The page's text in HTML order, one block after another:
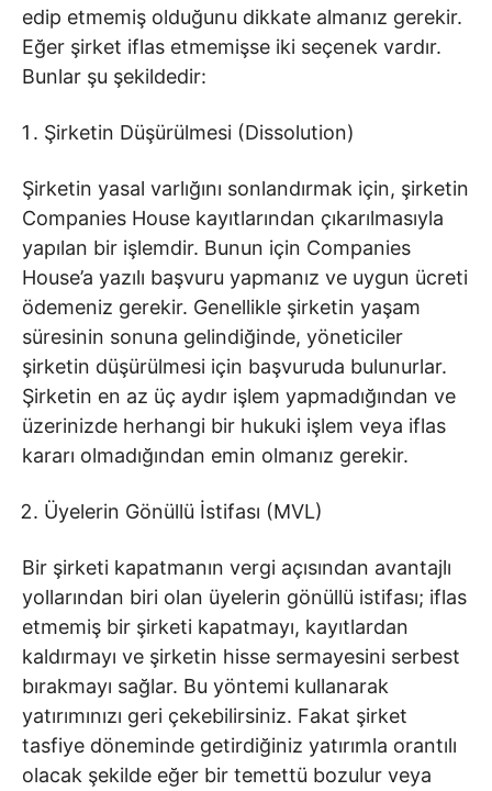
edip etmemiş olduğunu dikkate almanız gerekir.
Eğer şirket iflas etmemişse iki seçenek vardır.
Bunlar şu şekildedir:
Şirketin Düşürülmesi (Dissolution)
Şirketin yasal varlığını sonlandırmak için, şirketin
Companies House kayıtlarından çıkarılmasıyla
yapılan bir işlemdir. Bunun için Companies
House’a yazılı başvuru yapmanız ve uygun ücreti
ödemeniz gerekir. Genellikle şirketin yaşam
süresinin sonuna gelindiğinde, yöneticiler
şirketin düşürülmesi için başvuruda bulunurlar.
Şirketin en az üç aydır işlem yapmadığından ve
üzerinizde herhangi bir hukuki işlem veya iflas
kararı olmadığından emin olmanız gerekir.
Üyelerin Gönüllü İstifası (MVL)
Bir şirketi kapatmanın vergi açısından avantajlı
yollarından biri olan üyelerin gönüllü istifası; iflas
etmemiş bir şirketi kapatmayı, kayıtlardan
kaldırmayı ve şirketin hisse sermayesini serbest
bırakmayı sağlar. Bu yöntemi kullanarak
yatırımınızı geri çekebilirsiniz. Fakat şirket
tasfiye döneminde getirdiğiniz yatırımla orantılı
olacak şekilde eğer bir temettü bozulur veya